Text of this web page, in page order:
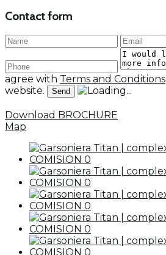
Contact form
agree with Terms and Conditions
website.
Download BROCHURE
Map